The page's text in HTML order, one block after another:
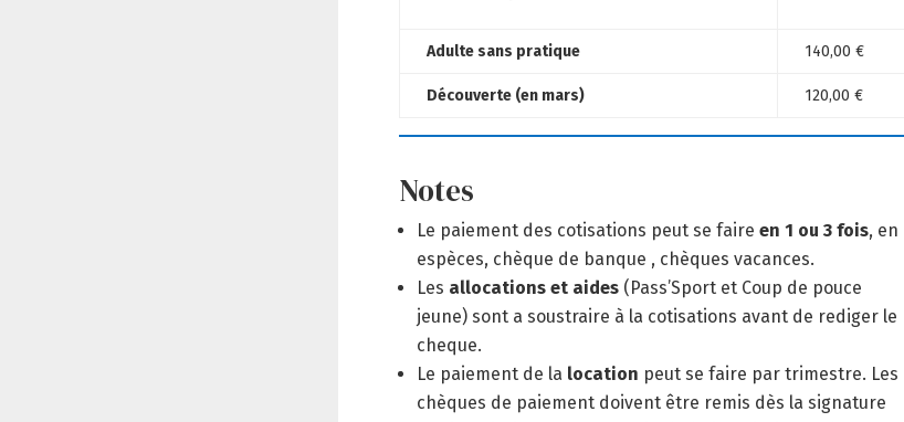
Adulte sans pratique 140,00 €
Découverte (en mars) 120,00 €
Notes
Le paiement des cotisations peut se faireen 1 ou 3 fois, en
espèces, chèque de banque , chèques vacances.
Les allocations et aides (Pass’Sport et Coup de pouce
jeune) sont a soustraire à la cotisations avant de rediger le
cheque.
Le paiement de la location peut se faire par trimestre. Les
chèques de paiement doivent être remis dès la signature